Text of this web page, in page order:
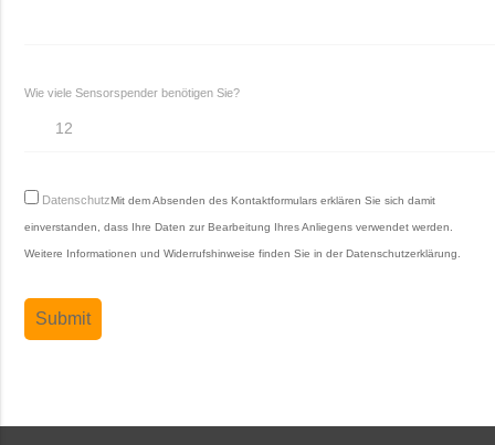
Wie viele Sensorspender benötigen Sie?
DatenschutzMit dem Absenden des Kontaktformulars erklären Sie sich damit
einverstanden, dass Ihre Daten zur Bearbeitung Ihres Anliegens verwendet werden.
Weitere Informationen und Widerrufshinweise finden Sie in derDatenschutzerklärung